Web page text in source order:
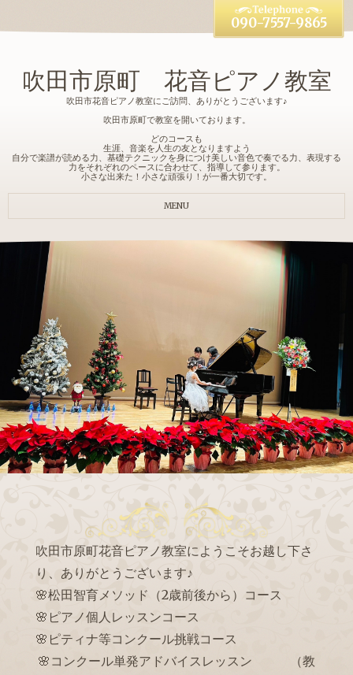
吹田市原町 花音ピアノ教室
吹田市花音ピアノ教室にご訪問、ありがとうございます♪
吹田市原町で教室を開いております。
どのコースも
生涯、音楽を人生の友となりますよう
自分で楽譜が読める力、基礎テクニックを身につけ美しい音色で奏でる力、表現する
力をそれぞれのペースに合わせて、指導して参ります。
小さな出来た！小さな頑張り！が一番大切です。
090-7557-9865
MENU
2024年発表会リハーサル
吹田市原町花音ピアノ教室にようこそお越し下さ
り、ありがとうございます♪
🌸松田智育メソッド（2歳前後から）コース
🌸ピアノ個人レッスンコース
🌸ピティナ等コンクール挑戦コース
🌸コンクール単発アドバイスレッスン
（教